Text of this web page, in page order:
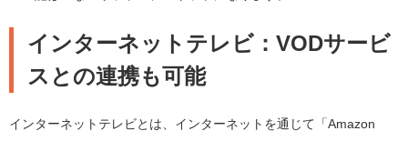
インターネットテレビ：VODサービ
スとの連携も可能
インターネットテレビとは、インターネットを通じて「Amazon